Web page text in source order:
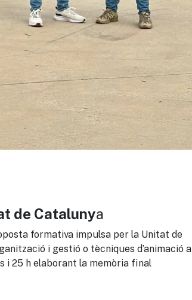
de Catalunya
formativa impulsa per la Unitat de
i gestió o tècniques d’animació a
i 25 h elaborant la memòria final